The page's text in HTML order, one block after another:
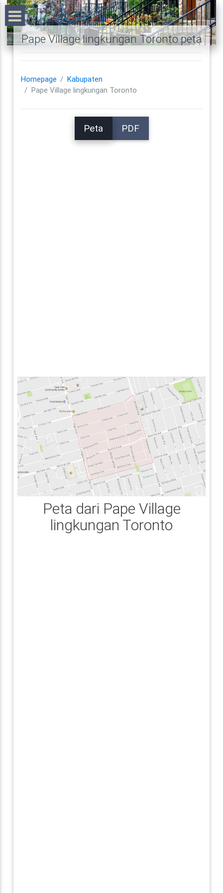
Pape Village lingkungan Toronto peta
Homepage
Kabupaten
Pape Village lingkungan Toronto
Peta PDF
Peta dari Pape Village
lingkungan Toronto